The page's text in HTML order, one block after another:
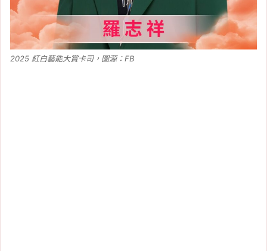
2025 紅白藝能大賞卡司，圖源：FB